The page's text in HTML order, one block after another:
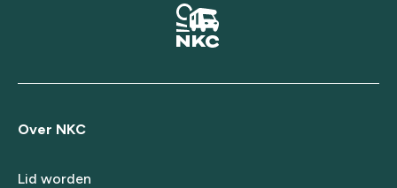
Over NKC
Lid worden